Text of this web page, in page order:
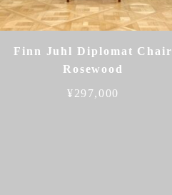
Finn Juhl Diplomat Chair
Rosewood
¥297,000